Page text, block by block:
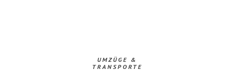
UMZÜGE &
TRANSPORTE